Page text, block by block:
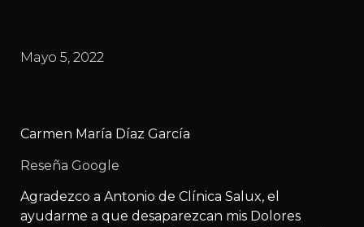
Mayo 5, 2022
Carmen María Díaz García
Reseña Google
Agradezco a Antonio de Clínica Salux, el
ayudarme a que desaparezcan mis Dolores